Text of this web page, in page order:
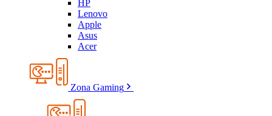
HP
Lenovo
Apple
Asus
Acer
Zona Gaming